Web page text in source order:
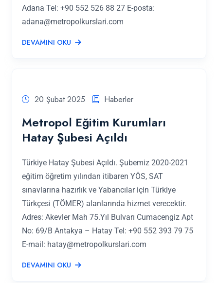
Adana Tel: +90 552 526 88 27 E-posta:
adana@metropolkurslari.com
DEVAMINI OKU
20 Şubat 2025 Haberler
Metropol Eğitim Kurumları
Hatay Şubesi Açıldı
Türkiye Hatay Şubesi Açıldı. Şubemiz 2020-2021
eğitim öğretim yılından itibaren YÖS, SAT
sınavlarına hazırlık ve Yabancılar için Türkiye
Türkçesi (TÖMER) alanlarında hizmet verecektir.
Adres: Akevler Mah 75.Yıl Bulvarı Cumacengiz Apt
No: 69/B Antakya – Hatay Tel: +90 552 393 79 75
E-mail: hatay@metropolkurslari.com
DEVAMINI OKU